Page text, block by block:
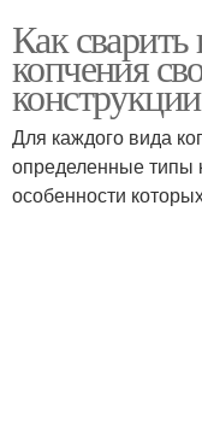
Как
копчения
Для каждого вида
определенные типы
особенности